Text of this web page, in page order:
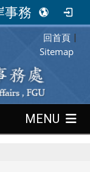
事務處
:::
回首頁 |
Sitemap
MENU